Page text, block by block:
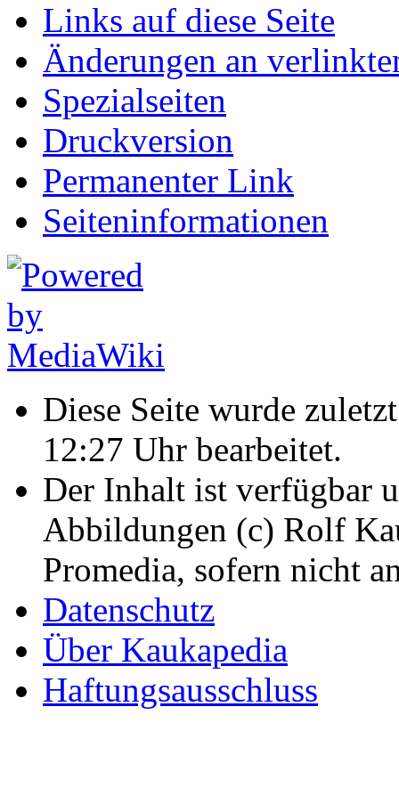
Links auf diese Seite
Änderungen an
Spezialseiten
Druckversion
Permanenter Link
Seiten­informationen
Diese Seite wurde
12:27 Uhr bearbeitet.
Der Inhalt ist verfügbar
Abbildungen (c) Rolf
Promedia, sofern nicht
Datenschutz
Über Kaukapedia
Haftungsausschluss